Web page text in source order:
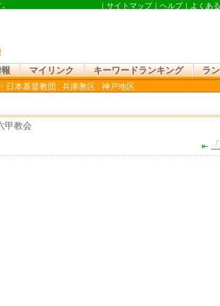
｜ サイトマップ｜ ヘルプ｜ よくあ
マイリンク キーワードランキング
ラ
日本基督教団 : 兵庫教区 : 神戸地区
教会